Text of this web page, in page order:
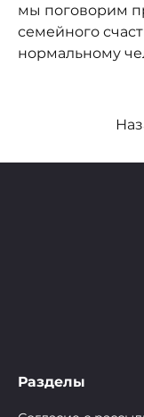
мы поговорим
семейного
нормальному
Разделы